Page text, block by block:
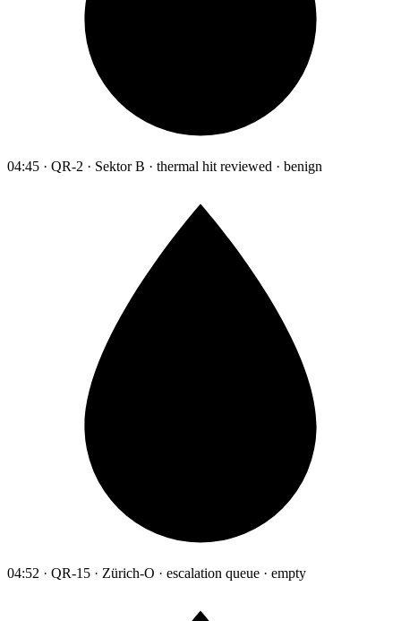
04:45 · QR-2 · Sektor B · thermal hit reviewed · benign
04:52 · QR-15 · Zürich-O · escalation queue · empty